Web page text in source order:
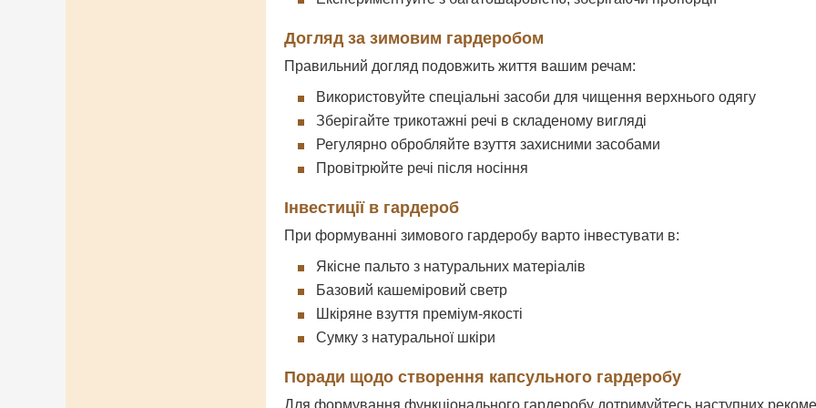
Догляд за зимовим гардеробом
Правильний догляд подовжить життя вашим речам:
Використовуйте спеціальні засоби для чищення верхнього одягу
Зберігайте трикотажні речі в складеному вигляді
Регулярно обробляйте взуття захисними засобами
Провітрюйте речі після носіння
Інвестиції в гардероб
При формуванні зимового гардеробу варто інвестувати в:
Якісне пальто з натуральних матеріалів
Базовий кашеміровий светр
Шкіряне взуття преміум-якості
Сумку з натуральної шкіри
Поради щодо створення капсульного гардеробу
Для формування функціонального гардеробу дотримуйтесь наступних